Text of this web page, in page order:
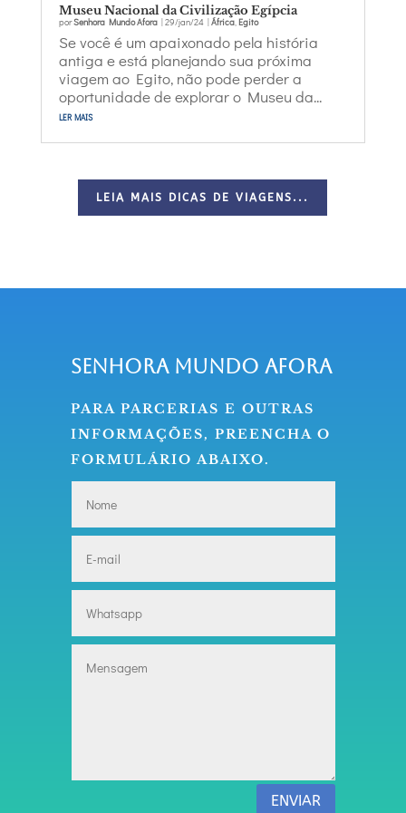
Museu Nacional da Civilização Egípcia
porSenhora Mundo Afora| 29/jan/24| África, Egito
Se você é um apaixonado pela história
antiga e está planejando sua próxima
viagem ao Egito, não pode perder a
oportunidade de explorar o Museu da...
ler mais
LEIA MAIS DICAS DE VIAGENS...
Senhora Mundo Afora
PARA PARCERIAS E OUTRAS
INFORMAÇÕES, PREENCHA O
FORMULÁRIO ABAIXO.
ENVIAR